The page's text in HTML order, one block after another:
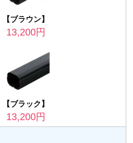
【ブラウン】
13,200円
【ブラック】
13,200円